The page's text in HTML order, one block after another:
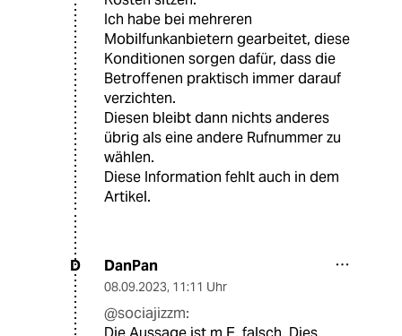
Ich habe bei mehreren
Mobilfunkanbietern gearbeitet, diese
Konditionen sorgen dafür, dass die
Betroffenen praktisch immer darauf
verzichten.
Diesen bleibt dann nichts anderes
übrig als eine andere Rufnummer zu
wählen.
Diese Information fehlt auch in dem
Artikel.
D DanPan
08.09.2023, 11:11 Uhr
@sociajizzm: